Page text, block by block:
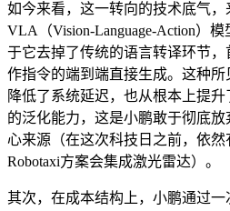
如今来看，这一转向的技术底气
VLA（Vision-Language-Action）
于它去掉了传统的语言转译环节
作指令的端到端直接生成。这种
降低了系统延迟，也从根本上提
的泛化能力，这是小鹏敢于彻底
心来源（在这次科技日之前，依
Robotaxi方案会集成激光雷达）。
其次，在成本结构上，小鹏通过